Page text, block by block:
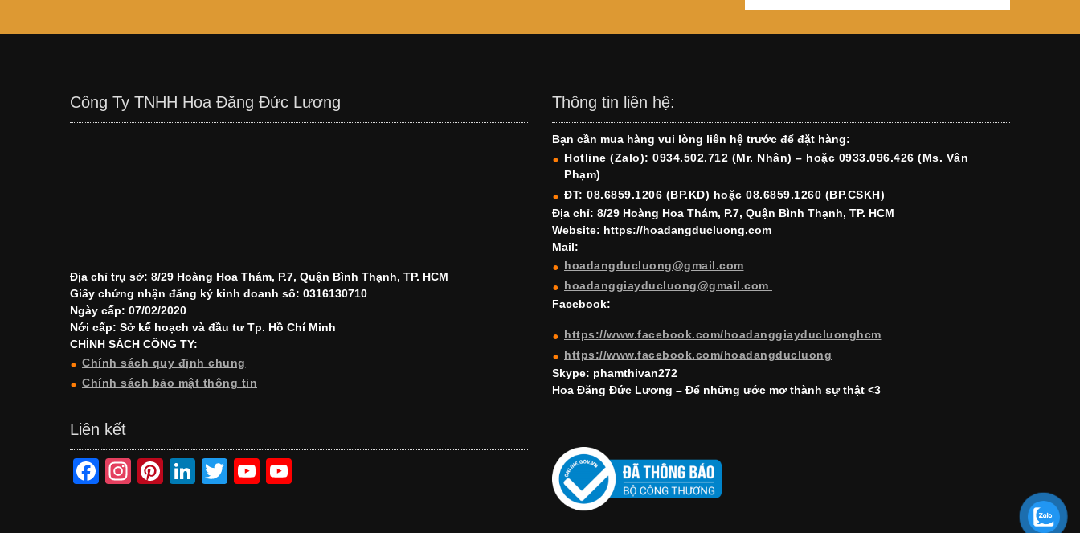
Công Ty TNHH Hoa Đăng Đức Lương
Địa chỉ trụ sở: 8/29 Hoàng Hoa Thám, P.7, Quận Bình Thạnh, TP. HCM
Giấy chứng nhận đăng ký kinh doanh số: 0316130710
Ngày cấp: 07/02/2020
Nới cấp: Sở kế hoạch và đầu tư Tp. Hồ Chí Minh
CHÍNH SÁCH CÔNG TY:
Chính sách quy định chung
Chính sách bảo mật thông tin
Liên kết
F
In
Pi
Li
T
Y
Thông tin liên hệ:
Bạn cần mua hàng vui lòng liên hệ trước để đặt hàng:
Hotline (Zalo): 0934.502.712 (Mr. Nhân) – hoặc 0933.096.426 (Ms. Vân
Phạm)
ĐT: 08.6859.1206 (BP.KD) hoặc 08.6859.1260 (BP.CSKH)
Địa chỉ: 8/29 Hoàng Hoa Thám, P.7, Quận Bình Thạnh, TP. HCM
Website: https://hoadangducluong.com
Mail:
hoadangducluong@gmail.com
hoadanggiayducluong@gmail.com
Facebook:
https://www.facebook.com/hoadanggiayducluonghcm
https://www.facebook.com/hoadangducluong
Skype: phamthivan272
Hoa Đăng Đức Lương – Để những ước mơ thành sự thật <3